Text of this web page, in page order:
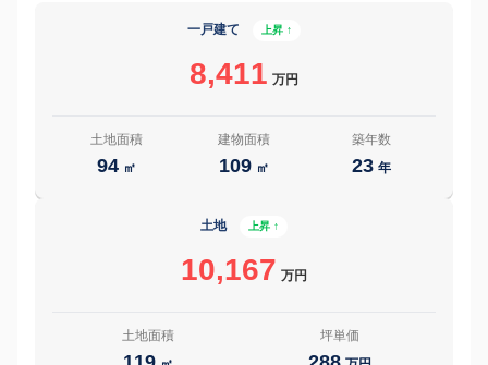
一戸建て 上昇 ↑
8,411 万円
土地面積
94 ㎡
建物面積
109 ㎡
築年数
23 年
土地 上昇 ↑
10,167 万円
土地面積 坪単価